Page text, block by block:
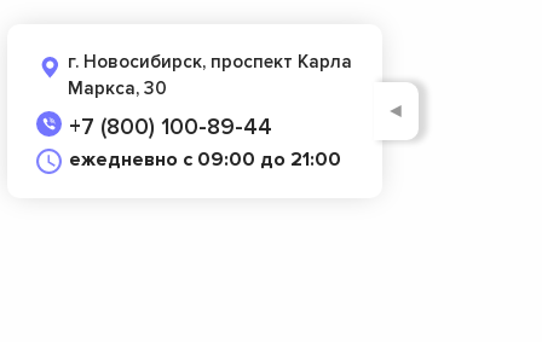
г. Новосибирск, проспект Карла
Маркса, 30
+7 (800) 100-89-44
ежедневно с 09:00 до 21:00
◄